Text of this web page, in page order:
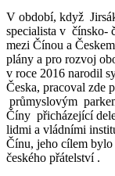
V období, když
specialista v čínsko-
mezi Čínou a
plány a pro rozvoj
v roce 2016 narodil
Česka, pracoval zde
průmyslovým
Číny přicházející
lidmi a vládními
Čínu, jeho cílem
českého přátelství .